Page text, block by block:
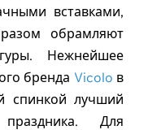
вставками,
обрамляют
Нежнейшее
бренда Vicolo в
спинкой лучший
Для